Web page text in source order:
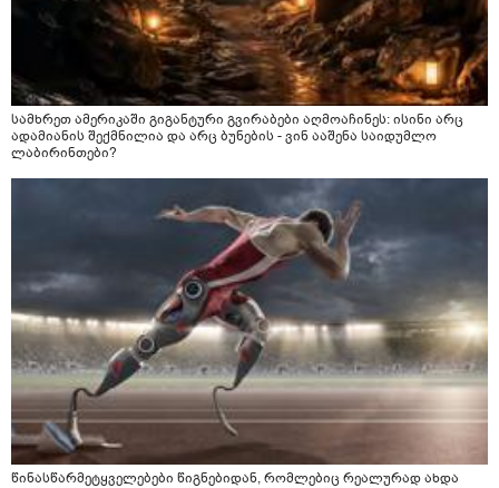
სამხრეთ ამერიკაში გიგანტური გვირაბები აღმოაჩინეს: ისინი არც
ადამიანის შექმნილია და არც ბუნების - ვინ ააშენა საიდუმლო
ლაბირინთები?
წინასწარმეტყველებები წიგნებიდან, რომლებიც რეალურად ახდა